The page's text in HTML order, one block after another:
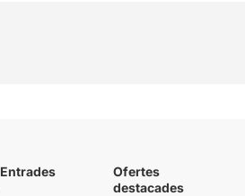
Entrades
Ofertes
destacades